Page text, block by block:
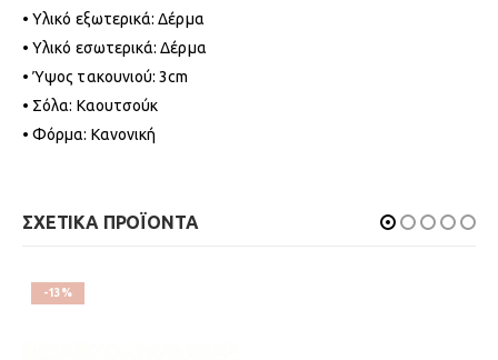
• Υλικό εξωτερικά: Δέρμα
• Υλικό εσωτερικά: Δέρμα
• Ύψος τακουνιού: 3cm
• Σόλα: Καουτσούκ
• Φόρμα: Κανονική
ΣΧΕΤΙΚΑ ΠΡΟΪΟΝΤΑ
-13%